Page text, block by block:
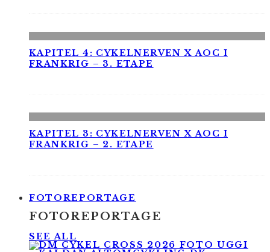
KAPITEL 4: CYKELNERVEN X AOC I
FRANKRIG – 3. ETAPE
KAPITEL 3: CYKELNERVEN X AOC I
FRANKRIG – 2. ETAPE
FOTOREPORTAGE
FOTOREPORTAGE
SEE ALL